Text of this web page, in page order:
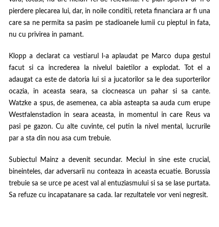
pierdere plecarea lui, dar, in noile conditii, reteta financiara ar fi una
care sa ne permita sa pasim pe stadioanele lumii cu pieptul in fata,
nu cu privirea in pamant.
Klopp a declarat ca vestiarul l-a aplaudat pe Marco dupa gestul
facut si ca increderea la nivelul baietilor a explodat. Tot el a
adaugat ca este de datoria lui si a jucatorilor sa le dea suporterilor
ocazia, in aceasta seara, sa ciocneasca un pahar si sa cante.
Watzke a spus, de asemenea, ca abia asteapta sa auda cum erupe
Westfalenstadion in seara aceasta, in momentul in care Reus va
pasi pe gazon. Cu alte cuvinte, cel putin la nivel mental, lucrurile
par a sta din nou asa cum trebuie.
Subiectul Mainz a devenit secundar. Meciul in sine este crucial,
bineinteles, dar adversarii nu conteaza in aceasta ecuatie. Borussia
trebuie sa se urce pe acest val al entuziasmului si sa se lase purtata.
Sa refuze cu incapatanare sa cada. Iar rezultatele vor veni negresit.